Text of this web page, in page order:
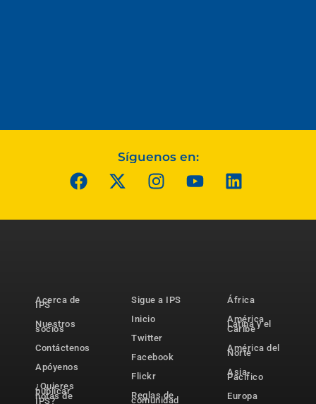
Síguenos en:
Acerca de
IPS
Nuestros
socios
Contáctenos
Apóyenos
¿Quieres
publicar
notas de
IPS?
Sigue a IPS
Inicio
Twitter
Facebook
Flickr
Reglas de
comunidad
África
América
Latina y el
Caribe
América del
Norte
Asia-
Pacífico
Europa